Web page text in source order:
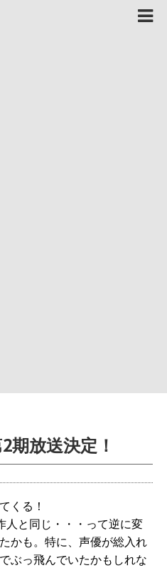
期放送決定！
くる！
人と同じ・・・って逆に変
かも。特に、声優が総入れ
ぶっ飛んでいたかもしれな